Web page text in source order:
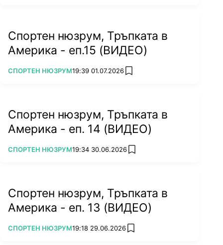
Спортен нюзрум, Тръпката в
Америка - еп.15 (ВИДЕО)
ПОВЕЧЕ ОТ
СПОРТЕН НЮЗРУМ19:39 01.07.2026 add favorites
Спортен нюзрум, Тръпката в
Америка - еп. 14 (ВИДЕО)
ПОВЕЧЕ ОТ
СПОРТЕН НЮЗРУМ19:34 30.06.2026 add favorites
Спортен нюзрум, Тръпката в
Америка - еп. 13 (ВИДЕО)
ПОВЕЧЕ ОТ
СПОРТЕН НЮЗРУМ19:18 29.06.2026 add favorites